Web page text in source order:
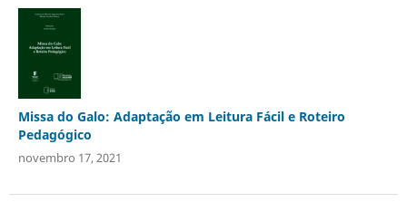
Missa do Galo: Adaptação em Leitura Fácil e Roteiro
Pedagógico
novembro 17, 2021